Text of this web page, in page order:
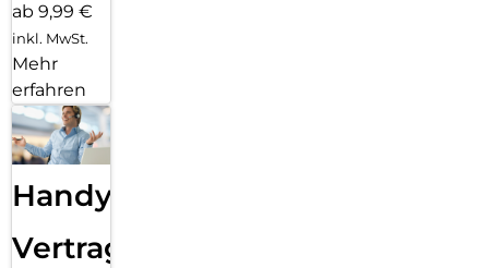
ab 9,99 €
inkl. MwSt.
Mehr
erfahren
Handy
Vertragsabwicklung